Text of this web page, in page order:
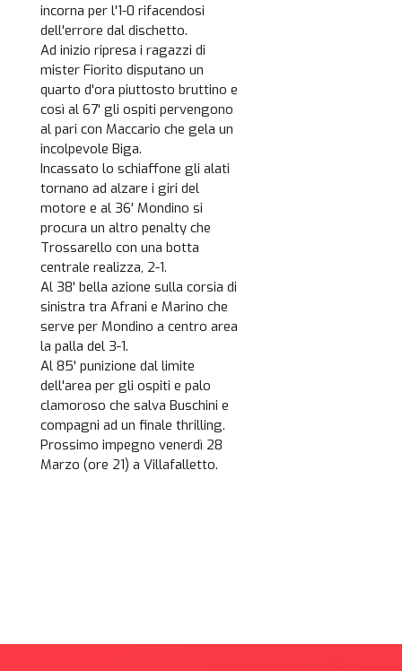
incorna per l'1-0 rifacendosi
dell'errore dal dischetto.
Ad inizio ripresa i ragazzi di
mister Fiorito disputano un
quarto d'ora piuttosto bruttino e
così al 67' gli ospiti pervengono
al pari con Maccario che gela un
incolpevole Biga.
Incassato lo schiaffone gli alati
tornano ad alzare i giri del
motore e al 36' Mondino si
procura un altro penalty che
Trossarello con una botta
centrale realizza, 2-1.
Al 38' bella azione sulla corsia di
sinistra tra Afrani e Marino che
serve per Mondino a centro area
la palla del 3-1.
Al 85' punizione dal limite
dell'area per gli ospiti e palo
clamoroso che salva Buschini e
compagni ad un finale thrilling.
Prossimo impegno venerdì 28
Marzo (ore 21) a Villafalletto.